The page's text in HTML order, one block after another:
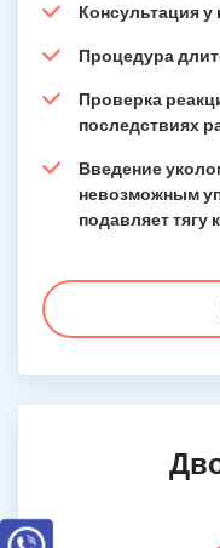
Консультация у
Процедура
Проверка
последствиях
Введение
невозможным
подавляет тягу